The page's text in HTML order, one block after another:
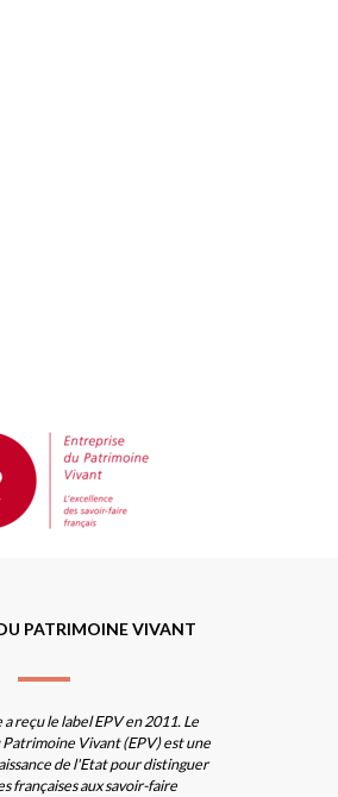
PATRIMOINE VIVANT
reçu le label EPV en 2011. Le
Vivant (EPV) est une
de l'Etat pour distinguer
françaises aux savoir-faire